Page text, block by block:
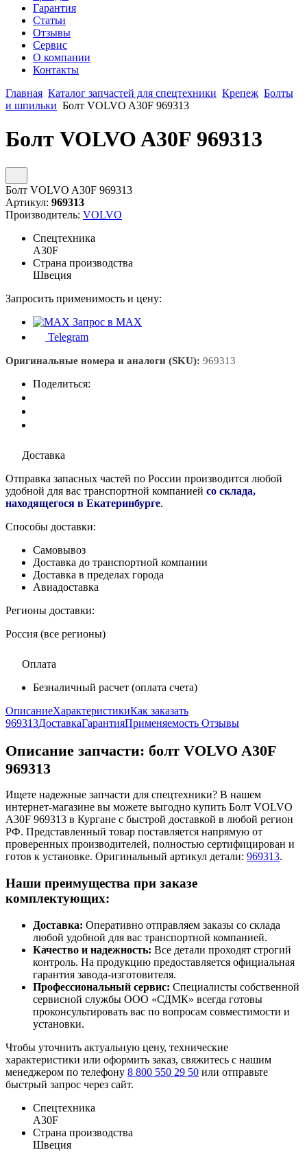
Гарантия
Статьи
Отзывы
Сервис
О компании
Контакты
Главная Каталог запчастей для спецтехники Крепеж Болты
и шпильки Болт VOLVO A30F 969313
Болт VOLVO A30F 969313
Болт VOLVO A30F 969313
Артикул: 969313
Производитель: VOLVO
Спецтехника
A30F
Страна производства
Швеция
Запросить применимость и цену:
Запрос в MAX
Telegram
Оригинальные номера и аналоги (SKU): 969313
Поделиться:
Доставка
Отправка запасных частей по России производится любой
удобной для вас транспортной компанией со склада,
находящегося в Екатеринбурге.
Способы доставки:
Самовывоз
Доставка до транспортной компании
Доставка в пределах города
Авиадоставка
Регионы доставки:
Россия (все регионы)
Оплата
Безналичный расчет (оплата счета)
ОписаниеХарактеристикиКак заказать
969313ДоставкаГарантияПрименяемость Отзывы
Описание запчасти: болт VOLVO A30F
969313
Ищете надежные запчасти для спецтехники? В нашем
интернет-магазине вы можете выгодно купить Болт VOLVO
A30F 969313 в Кургане с быстрой доставкой в любой регион
РФ. Представленный товар поставляется напрямую от
проверенных производителей, полностью сертифицирован и
готов к установке. Оригинальный артикул детали: 969313.
Наши преимущества при заказе
комплектующих:
Доставка: Оперативно отправляем заказы со склада
любой удобной для вас транспортной компанией.
Качество и надежность: Все детали проходят строгий
контроль. На продукцию предоставляется официальная
гарантия завода-изготовителя.
Профессиональный сервис: Специалисты собственной
сервисной службы ООО «СДМК» всегда готовы
проконсультировать вас по вопросам совместимости и
установки.
Чтобы уточнить актуальную цену, технические
характеристики или оформить заказ, свяжитесь с нашим
менеджером по телефону 8 800 550 29 50 или отправьте
быстрый запрос через сайт.
Спецтехника
A30F
Страна производства
Швеция